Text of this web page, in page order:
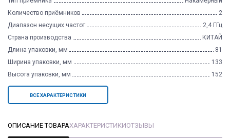
Количество приёмников
2
Диапазон несущих частот
2,4 ГГц
Страна производства
КИТАЙ
Длина упаковки, мм
81
Ширина упаковки, мм
133
Высота упаковки, мм
152
ВСЕ ХАРАКТЕРИСТИКИ
ОПИСАНИЕ ТОВАРАХАРАКТЕРИСТИКИОТЗЫВЫ